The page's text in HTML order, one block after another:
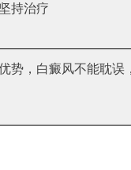
持治疗
势，白癜风不能耽误